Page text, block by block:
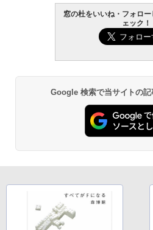
窓の杜をいいね・フォロ
ェック！
Google 検索で当サイトの